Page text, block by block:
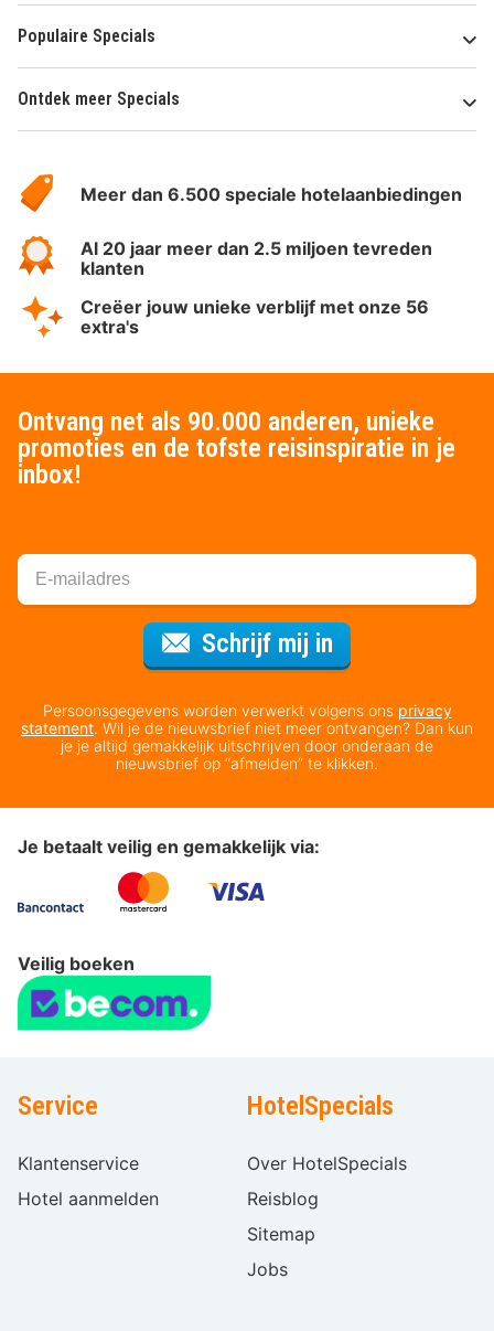
Populaire Specials
Ontdek meer Specials
HotelSpecials
Meer dan 6.500 speciale hotelaanbiedingen
Al 20 jaar meer dan 2.5 miljoen tevreden
klanten
Creëer jouw unieke verblijf met onze 56
extra's
Ontvang net als 90.000 anderen, unieke
promoties en de tofste reisinspiratie in je
inbox!
Schrijf mij in
Persoonsgegevens worden verwerkt volgens ons privacy
statement. Wil je de nieuwsbrief niet meer ontvangen? Dan kun
je je altijd gemakkelijk uitschrijven door onderaan de
nieuwsbrief op “afmelden” te klikken.
Je betaalt veilig en gemakkelijk via:
Veilig boeken
Service
Klantenservice
Hotel aanmelden
HotelSpecials
Over HotelSpecials
Reisblog
Sitemap
Jobs